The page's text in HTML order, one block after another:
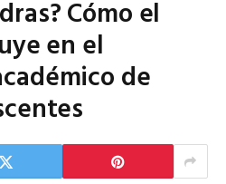
Cómo el
en el
de